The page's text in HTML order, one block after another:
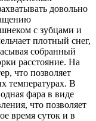
довольно
с зубцами и
плотный снег,
собранный
расстояние. На
что позволяет
температурах. В
фара в виде
что позволяет
время суток и в